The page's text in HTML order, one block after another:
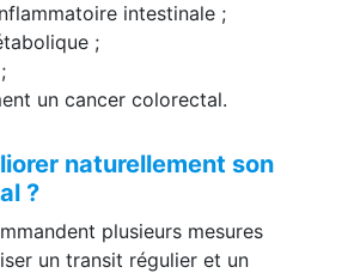
intestinale ;
;
un cancer colorectal.
naturellement son
?
plusieurs mesures
un transit régulier et un